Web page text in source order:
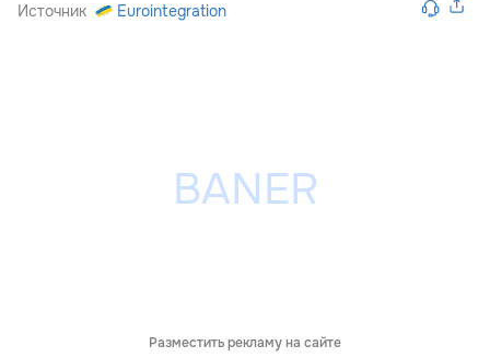
Источник Eurointegration
Разместить рекламу на сайте